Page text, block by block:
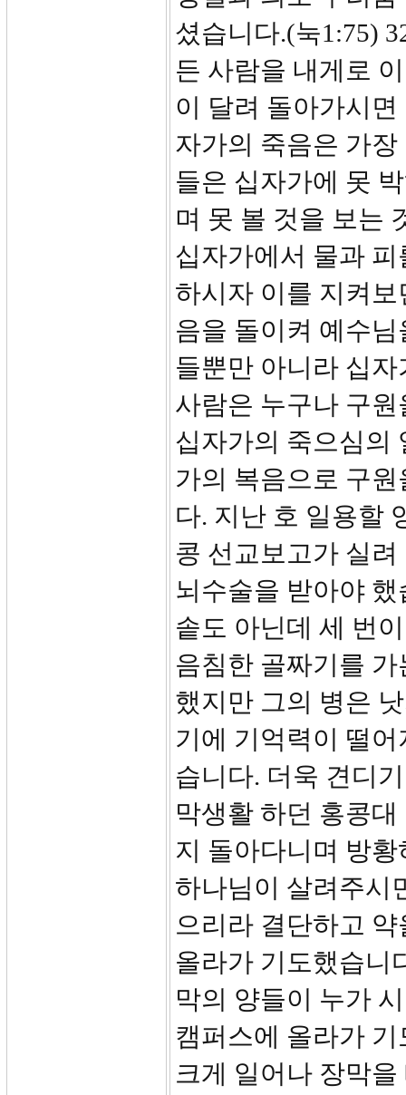
셨습니다.(눅1:75)
든 사람을 내게로
이 달려 돌아가시
자가의 죽음은 가
들은 십자가에 못
며 못 볼 것을 보는
십자가에서 물과
하시자 이를 지켜
음을 돌이켜 예수
들뿐만 아니라 십
사람은 누구나 구
십자가의 죽으심의
가의 복음으로 구
다. 지난 호 일용할
콩 선교보고가 실
뇌수술을 받아야
솥도 아닌데 세 번
음침한 골짜기를
했지만 그의 병은
기에 기억력이 떨
습니다. 더욱 견디
막생활 하던 홍콩
지 돌아다니며 방
하나님이 살려주시
으리라 결단하고
올라가 기도했습니
막의 양들이 누가
캠퍼스에 올라가
크게 일어나 장막